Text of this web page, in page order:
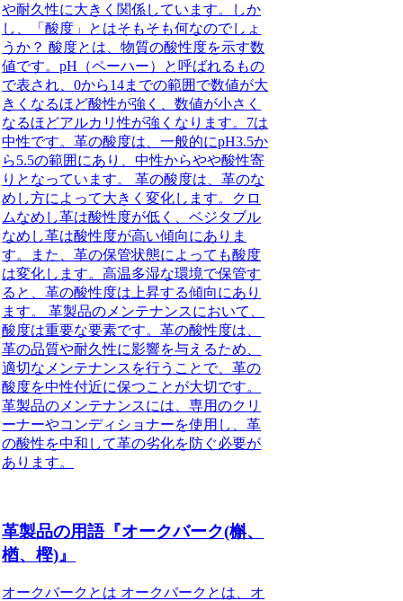
や耐久性に大きく関係しています。しか
し、「酸度」とはそもそも何なのでしょ
うか？ 酸度とは、物質の酸性度を示す数
値です。pH（ペーハー）と呼ばれるもの
で表され、0から14までの範囲で数値が大
きくなるほど酸性が強く、数値が小さく
なるほどアルカリ性が強くなります。7は
中性です。革の酸度は、一般的にpH3.5か
ら5.5の範囲にあり、中性からやや酸性寄
りとなっています。 革の酸度は、革のな
めし方によって大きく変化します。クロ
ムなめし革は酸性度が低く、ベジタブル
なめし革は酸性度が高い傾向にありま
す。また、革の保管状態によっても酸度
は変化します。高温多湿な環境で保管す
ると、革の酸性度は上昇する傾向にあり
ます。 革製品のメンテナンスにおいて、
酸度は重要な要素です。革の酸性度は、
革の品質や耐久性に影響を与えるため、
適切なメンテナンスを行うことで、革の
酸度を中性付近に保つことが大切です。
革製品のメンテナンスには、専用のクリ
ーナーやコンディショナーを使用し、革
の酸性を中和して革の劣化を防ぐ必要が
あります。
革製品の用語『オークバーク(槲、
楢、樫)』
オークバークとは オークバークとは、オ